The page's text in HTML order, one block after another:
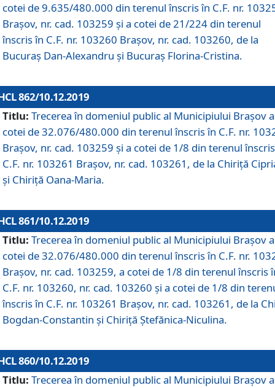
cotei de 9.635/480.000 din terenul înscris în C.F. nr.
Brașov, nr. cad. 103259 și a cotei de 21/224 din terenul
înscris în C.F. nr. 103260 Brașov, nr. cad. 103260, de la
Bucuraș Dan-Alexandru și Bucuraș Florina-Cristina.
862/10.12.2019
Titlu: Trecerea în domeniul public al Municipiului Braşov a
cotei de 32.076/480.000 din terenul înscris în C.F. nr.
Brașov, nr. cad. 103259 și a cotei de 1/8 din terenul
C.F. nr. 103261 Brașov, nr. cad. 103261, de la Chiriță
și Chiriță Oana-Maria.
861/10.12.2019
Titlu: Trecerea în domeniul public al Municipiului Braşov a
cotei de 32.076/480.000 din terenul înscris în C.F. nr.
Brașov, nr. cad. 103259, a cotei de 1/8 din terenul înscris
C.F. nr. 103260, nr. cad. 103260 și a cotei de 1/8 din
înscris în C.F. nr. 103261 Brașov, nr. cad. 103261, de la
Bogdan-Constantin și Chiriță Ștefănica-Niculina.
860/10.12.2019
Titlu: Trecerea în domeniul public al Municipiului Braşov a